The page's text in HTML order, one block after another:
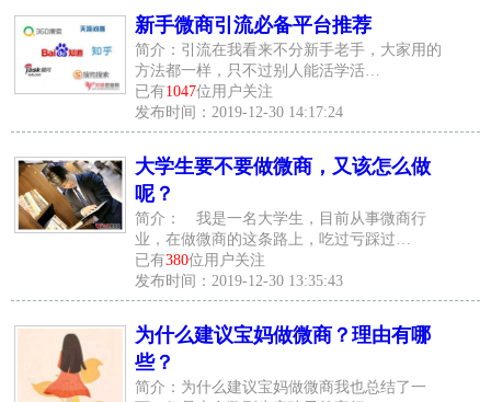
新手微商引流必备平台推荐
简介：引流在我看来不分新手老手，大家用的
方法都一样，只不过别人能活学活…
已有1047位用户关注
发布时间：2019-12-30 14:17:24
大学生要不要做微商，又该怎么做
呢？
简介： 我是一名大学生，目前从事微商行
业，在做微商的这条路上，吃过亏踩过…
已有380位用户关注
发布时间：2019-12-30 13:35:43
为什么建议宝妈做微商？理由有哪
些？
简介：为什么建议宝妈做微商我也总结了一